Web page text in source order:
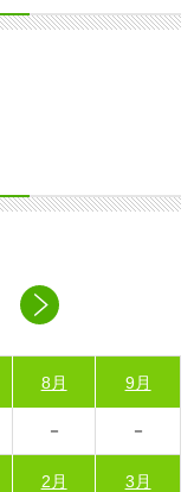
8月 9月
2月 3月